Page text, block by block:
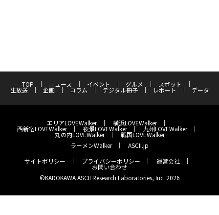
TOP ニュース イベント グルメ スポット
生放送 企画 コラム デジタル冊子 レポート データ
エリアLOVEWalker 横浜LOVEWalker
西新宿LOVEWalker 夜景LOVEWalker 九州LOVEWalker
丸の内LOVEWalker
戦国LOVEWalker
ラーメンWalker
ASCII.jp
サイトポリシー
プライバシーポリシー 運営会社
お問い合わせ
©KADOKAWA ASCII Research Laboratories, Inc. 2026